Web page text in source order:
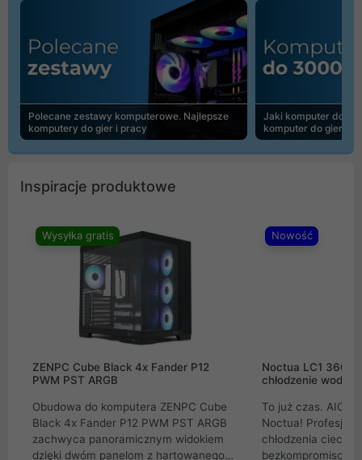
Polecane zestawy komputerowe. Najlepsze
komputery do gier i pracy
Jaki komputer do
komputer do gier |
Inspiracje produktowe
Wysyłka gratis
ZENPC Cube Black 4x Fander P12
PWM PST ARGB
Obudowa do komputera ZENPC Cube
Black 4x Fander P12 PWM PST ARGB
zachwyca panoramicznym widokiem
dzięki dwóm panelom z hartowanego
Nowość
Noctua LC1
chłodzenie wodne
To już czas. AIO
Noctua!
chłodzenia cieczą